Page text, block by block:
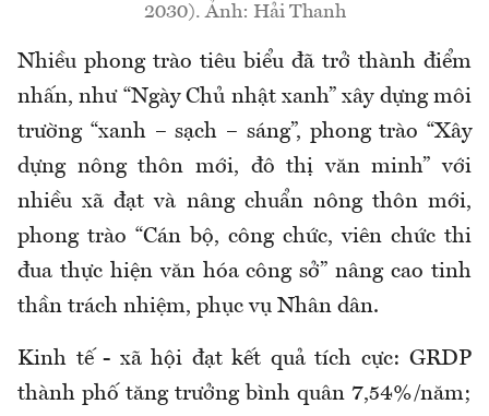
2030). Ảnh: Hải Thanh
Nhiều phong trào tiêu biểu đã trở thành điểm
nhấn, như “Ngày Chủ nhật xanh” xây dựng môi
trường “xanh – sạch – sáng”, phong trào “Xây
dựng nông thôn mới, đô thị văn minh” với
nhiều xã đạt và nâng chuẩn nông thôn mới,
phong trào “Cán bộ, công chức, viên chức thi
đua thực hiện văn hóa công sở” nâng cao tinh
thần trách nhiệm, phục vụ Nhân dân.
Kinh tế - xã hội đạt kết quả tích cực: GRDP
thành phố tăng trưởng bình quân 7,54%/năm;